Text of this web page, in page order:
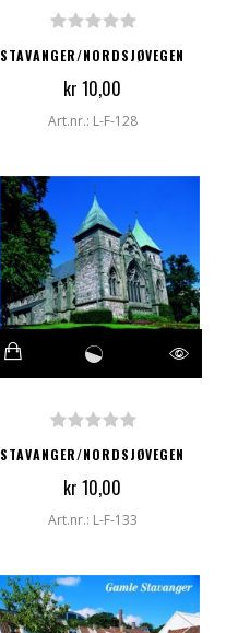
STAVANGER/NORDSJØVEGEN
kr 10,00
Art.nr.: L-F-128
STAVANGER/NORDSJØVEGEN
kr 10,00
Art.nr.: L-F-133